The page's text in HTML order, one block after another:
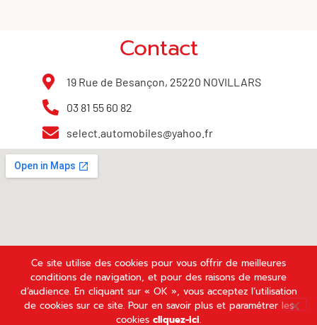
Contact
19 Rue de Besançon, 25220 NOVILLARS
03 81 55 60 82
select.automobiles@yahoo.fr
Plan du site/ Mentions légales et politique de confidentialité
Ce site utilise des cookies pour vous offrir de meilleures
conditions de navigation, et pour des raisons de mesure
d’audience. En cliquant sur « OK », vous acceptez l’utilisation
de cookies sur ce site. Pour en savoir plus et paramétrer les
cookies cliquez-ici.